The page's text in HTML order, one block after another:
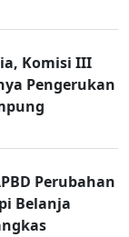
Komisi III
Pengerukan
Perubahan
Belanja